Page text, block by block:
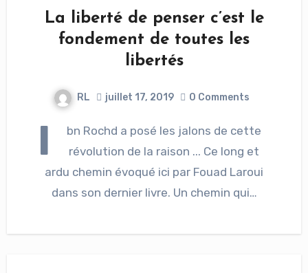
La liberté de penser c’est le
fondement de toutes les
libertés
RL juillet 17, 2019 0 Comments
I
bn Rochd a posé les jalons de cette
révolution de la raison ... Ce long et
ardu chemin évoqué ici par Fouad Laroui
dans son dernier livre. Un chemin qui…